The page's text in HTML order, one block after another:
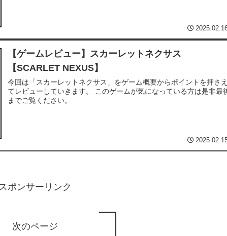
【ゲームレビュー】スカーレットネクサス
【SCARLET NEXUS】
今回は「スカーレットネクサス」をゲーム概要からポイントを押さえ
てレビューしていきます。 このゲームが気になっている方は是非最
までご覧ください。
ポンサーリンク
次のページ